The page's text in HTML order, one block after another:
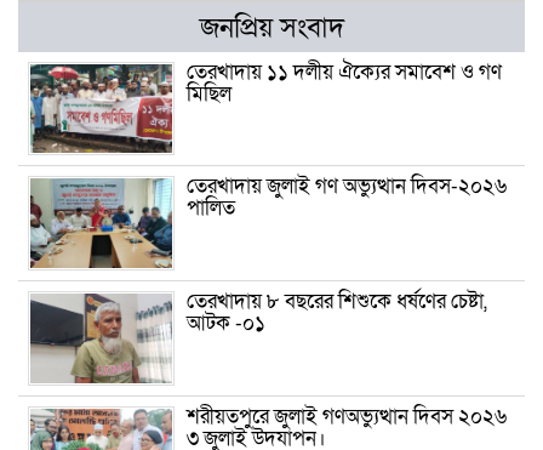
জনপ্রিয় সংবাদ
তেরখাদায় ১১ দলীয় ঐক্যের সমাবেশ ও গণ
মিছিল
তেরখাদায় জুলাই গণ অভ্যুত্থান দিবস-২০২৬
পালিত
তেরখাদায় ৮ বছরের শিশুকে ধর্ষণের চেষ্টা,
আটক -০১
শরীয়তপুরে জুলাই গণঅভ্যুত্থান দিবস ২০২৬
৩ জুলাই উদযাপন।